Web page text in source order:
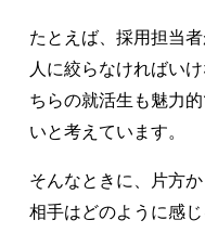
たとえば、採用担当
人に絞らなければい
ちらの就活生も魅力
いと考えています。
そんなときに、片方
相手はどのように感